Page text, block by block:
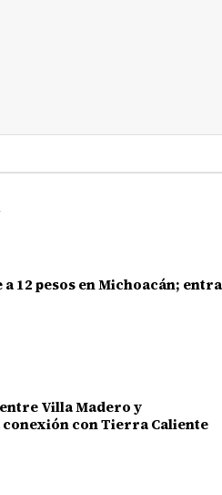
12 pesos en Michoacán; entra
Villa Madero y
con Tierra Caliente